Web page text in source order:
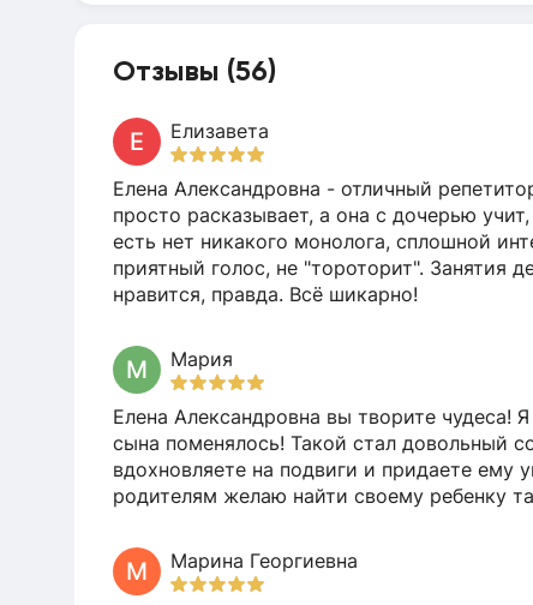
Отзывы (56)
Е Елизавета
Елена Александровна - отличный
просто расказывает, а она с дочерью
есть нет никакого монолога, сплошной
приятный голос, не "тороторит". Занятия
нравится, правда. Всё шикарно!
М Мария
Елена Александровна вы творите чудеса!
сына поменялось! Такой стал довольный
вдохновляете на подвиги и придаете ему
родителям желаю найти своему ребенку
М Марина Георгиевна